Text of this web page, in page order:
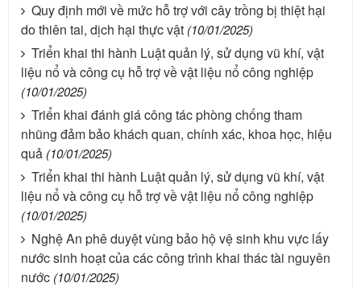
Quy định mới về mức hỗ trợ với cây trồng bị thiệt hại
do thiên tai, dịch hại thực vật (10/01/2025)
Triển khai thi hành Luật quản lý, sử dụng vũ khí, vật
liệu nổ và công cụ hỗ trợ về vật liệu nổ công nghiệp
(10/01/2025)
Triển khai đánh giá công tác phòng chống tham
nhũng đảm bảo khách quan, chính xác, khoa học, hiệu
quả (10/01/2025)
Triển khai thi hành Luật quản lý, sử dụng vũ khí, vật
liệu nổ và công cụ hỗ trợ về vật liệu nổ công nghiệp
(10/01/2025)
Nghệ An phê duyệt vùng bảo hộ vệ sinh khu vực lấy
nước sinh hoạt của các công trình khai thác tài nguyên
nước (10/01/2025)